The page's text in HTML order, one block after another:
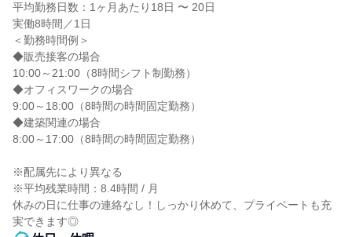
平均勤務日数：1ヶ月あたり18日 〜 20日
実働8時間／1日
＜勤務時間例＞
◆販売接客の場合
10:00～21:00（8時間シフト制勤務）
◆オフィスワークの場合
9:00～18:00（8時間の時間固定勤務）
◆建築関連の場合
8:00～17:00（8時間の時間固定勤務）
※配属先により異なる
※平均残業時間：8.4時間 / 月
休みの日に仕事の連絡なし！しっかり休めて、プライベートも充
実できます◎